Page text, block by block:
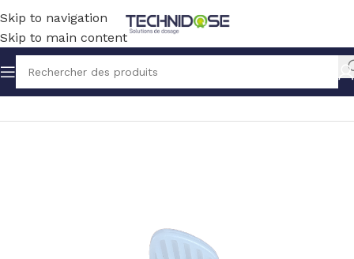
Skip to navigation
Skip to main content
Accueil TUYAUX ET RACCORDS RACCORDS PVDF